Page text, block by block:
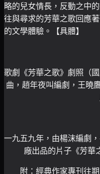
略的兒女情長，反動之中
往與尋求的芳華之歌回應
的文學體驗。【具體】
歌劇《芳華之歌》劇照（
曲，趙年夜叫編劇，王曉
一九五九年，由楊沫編劇
廠出品的片子《芳華
附：經典作家專刊往期